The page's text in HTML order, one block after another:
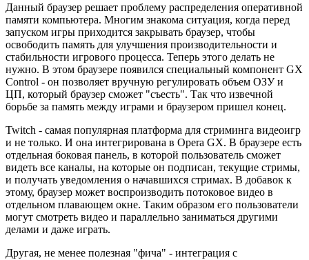
Данный браузер решает проблему распределения оперативной
памяти компьютера. Многим знакома ситуация, когда перед
запуском игры приходится закрывать браузер, чтобы
освободить память для улучшения производительности и
стабильности игрового процесса. Теперь этого делать не
нужно. В этом браузере появился специальный компонент GX
Control - он позволяет вручную регулировать объем ОЗУ и
ЦП, который браузер сможет "съесть". Так что извечной
борьбе за память между играми и браузером пришел конец.
Twitch - самая популярная платформа для стриминга видеоигр
и не только. И она интегрирована в Opera GX. В браузере есть
отдельная боковая панель, в которой пользователь сможет
видеть все каналы, на которые он подписан, текущие стримы,
и получать уведомления о начавшихся стримах. В добавок к
этому, браузер может воспроизводить потоковое видео в
отдельном плавающем окне. Таким образом его пользователи
могут смотреть видео и параллельно заниматься другими
делами и даже играть.
Другая, не менее полезная "фича" - интеграция с